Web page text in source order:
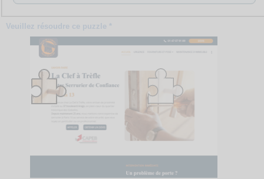
Veuillez résoudre ce puzzle *